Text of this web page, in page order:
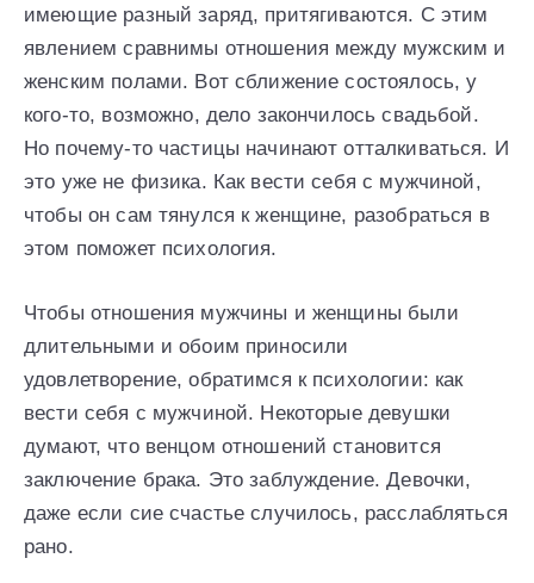
имеющие разный заряд, притягиваются. С этим
явлением сравнимы отношения между мужским и
женским полами. Вот сближение состоялось, у
кого-то, возможно, дело закончилось свадьбой.
Но почему-то частицы начинают отталкиваться. И
это уже не физика. Как вести себя с мужчиной,
чтобы он сам тянулся к женщине, разобраться в
этом поможет психология.
Чтобы отношения мужчины и женщины были
длительными и обоим приносили
удовлетворение, обратимся к психологии: как
вести себя с мужчиной. Некоторые девушки
думают, что венцом отношений становится
заключение брака. Это заблуждение. Девочки,
даже если сие счастье случилось, расслабляться
рано.